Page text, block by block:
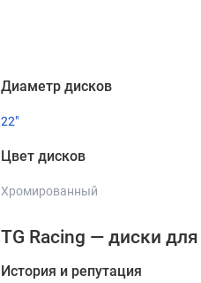
Диаметр дисков
22"
Цвет дисков
Хромированный
TG Racing — диски для
История и репутация